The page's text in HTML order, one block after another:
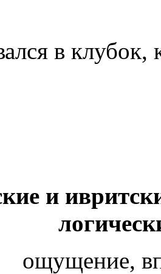
в клубок,
и
ощущение,